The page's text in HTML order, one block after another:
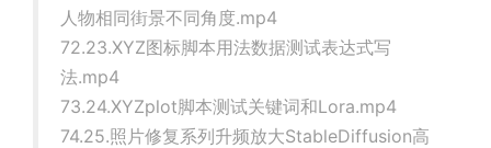
人物相同街景不同角度.mp4
72.23.XYZ图标脚本用法数据测试表达式写
法.mp4
73.24.XYZplot脚本测试关键词和Lora.mp4
74.25.照片修复系列升频放大StableDiffusion高